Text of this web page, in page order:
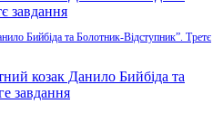
Бийбіда та Болотник-Відступник”. Третє